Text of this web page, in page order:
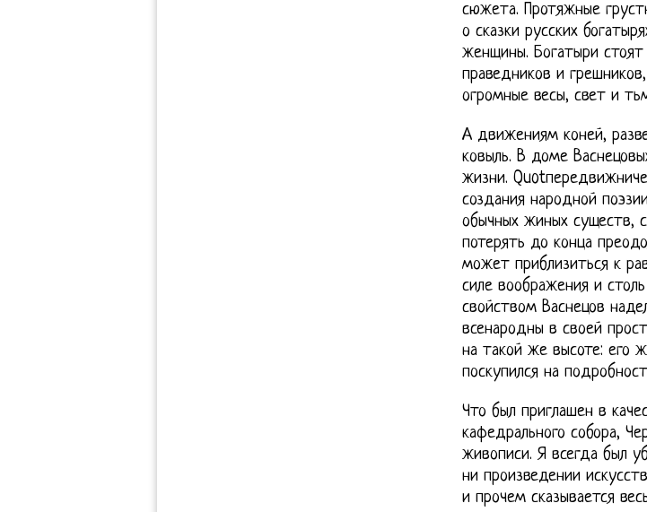
сюжета. Протяжные
о сказки русских
женщины. Богатыри стоят
праведников и
огромные весы, свет и
А движениям коней,
ковыль. В доме
жизни.
создания народной
обычных жиных существ,
потерять до конца
может приблизиться к
силе воображения и
свойством Васнецов
всенародны в своей
на такой же высоте: его
поскупился на
Что был приглашен в
кафедрального собора,
живописи. Я всегда был
ни произведении
и прочем сказывается